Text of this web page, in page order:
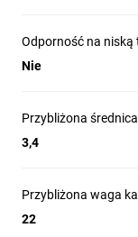
Odporność na niską
Nie
Przybliżona
3,4
Przybliżona waga
22